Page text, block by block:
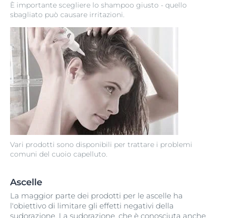
È importante scegliere lo shampoo giusto - quello
sbagliato può causare irritazioni.
Vari prodotti sono disponibili per trattare i problemi
comuni del cuoio capelluto.
Ascelle
La maggior parte dei prodotti per le ascelle ha
l'obiettivo di limitare gli effetti negativi della
sudorazione. La sudorazione, che è conosciuta anche